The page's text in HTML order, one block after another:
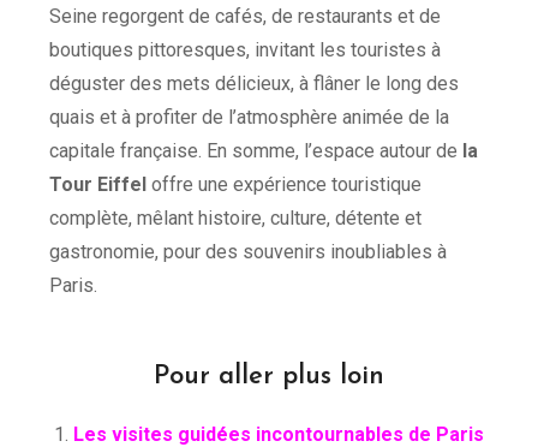
Seine regorgent de cafés, de restaurants et de
boutiques pittoresques, invitant les touristes à
déguster des mets délicieux, à flâner le long des
quais et à profiter de l’atmosphère animée de la
capitale française. En somme, l’espace autour de la
Tour Eiffel offre une expérience touristique
complète, mêlant histoire, culture, détente et
gastronomie, pour des souvenirs inoubliables à
Paris.
Pour aller plus loin
Les visites guidées incontournables de Paris